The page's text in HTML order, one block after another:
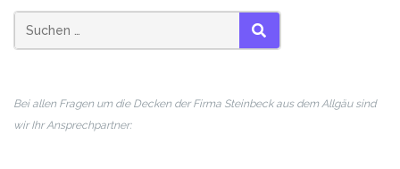
SUCHEN
Bei allen Fragen um die Decken der Firma Steinbeck aus dem Allgäu sind
wir Ihr Ansprechpartner: